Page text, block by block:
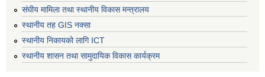
संघीय मामिला तथा स्थानीय विकास मन्त्रालय
स्थानीय तह GIS नक्सा
स्थानीय निकायको लागि ICT
स्थानीय शासन तथा सामुदायिक विकास कार्यक्रम